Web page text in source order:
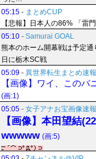
05:15 - まとめCUP
【悲報】日本人の86% 「雷
05:10 - Samurai GOAL
熊本のホーム開幕戦は予定
日に栃木SC戦
05:09 - 異世界転生まとめ速報
【画像】ワイ、この
(画:1)
05:05 - 女子アナお宝画像速
【画像】本田望結
wwwww (画:5)